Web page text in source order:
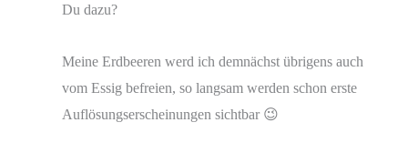
Du dazu?
Meine Erdbeeren werd ich demnächst übrigens auch
vom Essig befreien, so langsam werden schon erste
Auflösungserscheinungen sichtbar 😉